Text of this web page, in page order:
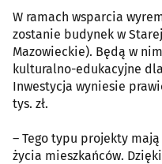
W ramach wsparcia
zostanie budynek w
Mazowieckie). Będą w
kulturalno-edukacyjne
Inwestycja wyniesie
tys. zł.
– Tego typu projekty
życia mieszkańców.